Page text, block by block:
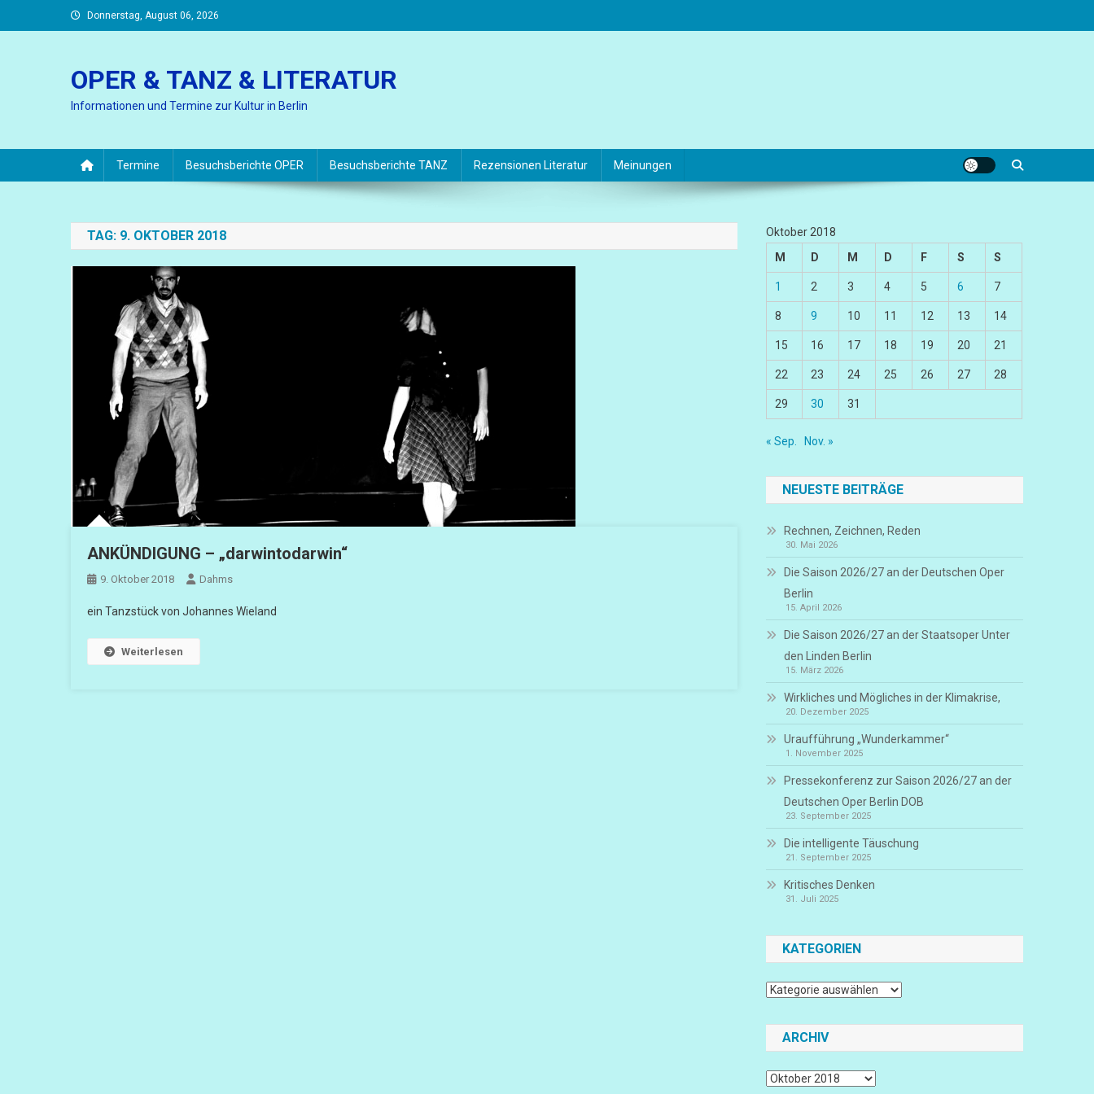
to
Donnerstag, August 06, 2026
OPER & TANZ & LITERATUR
Informationen und Termine zur Kultur in Berlin
Termine Besuchsberichte OPER Besuchsberichte TANZ Rezensionen Literatur Meinungen
TAG: 9. OKTOBER 2018
ANKÜNDIGUNG – „darwintodarwin“
9. Oktober 2018 Dahms
ein Tanzstück von Johannes Wieland
Weiterlesen
Oktober 2018
M
D M D F S S
1 2 3 4 5 6 7
8 9 10 11 12 13 14
15 16 17 18 19 20 21
22 23 24 25 26 27 28
29 30 31
« Sep. Nov. »
NEUESTE BEITRÄGE
Rechnen, Zeichnen, Reden
30. Mai 2026
Die Saison 2026/27 an der Deutschen Oper
Berlin
15. April 2026
Die Saison 2026/27 an der Staatsoper Unter
den Linden Berlin
15. März 2026
Wirkliches und Mögliches in der Klimakrise,
20. Dezember 2025
Uraufführung „Wunderkammer“
1. November 2025
Pressekonferenz zur Saison 2026/27 an der
Deutschen Oper Berlin DOB
23. September 2025
Die intelligente Täuschung
21. September 2025
Kritisches Denken
31. Juli 2025
KATEGORIEN
Kategorien
ARCHIV
Archiv